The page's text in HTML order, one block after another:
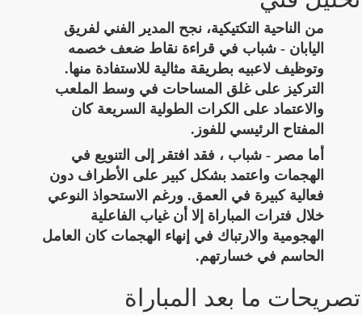
من الناحية التكتيكية، نجح المدير الفني لفريق
اليابان - شباب في قراءة نقاط ضعف خصمه
وتوظيف لاعبيه بطريقة مثالية للاستفادة منها.
التركيز على غلق المساحات في وسط الملعب
والاعتماد على الكرات الطولية السريعة كان
المفتاح الرئيسي للفوز.
أما مصر - شباب ، فقد افتقر إلى التنويع في
الهجمات واعتمد بشكل كبير على الأطراف دون
فعالية كبيرة في العمق. ورغم الاستحواذ النوعي
خلال فترات المباراة إلا أن غياب الفاعلية
الهجومية والارتباك في إنهاء الهجمات كان العامل
الحاسم في خسارتهم.
تصريحات ما بعد المباراة